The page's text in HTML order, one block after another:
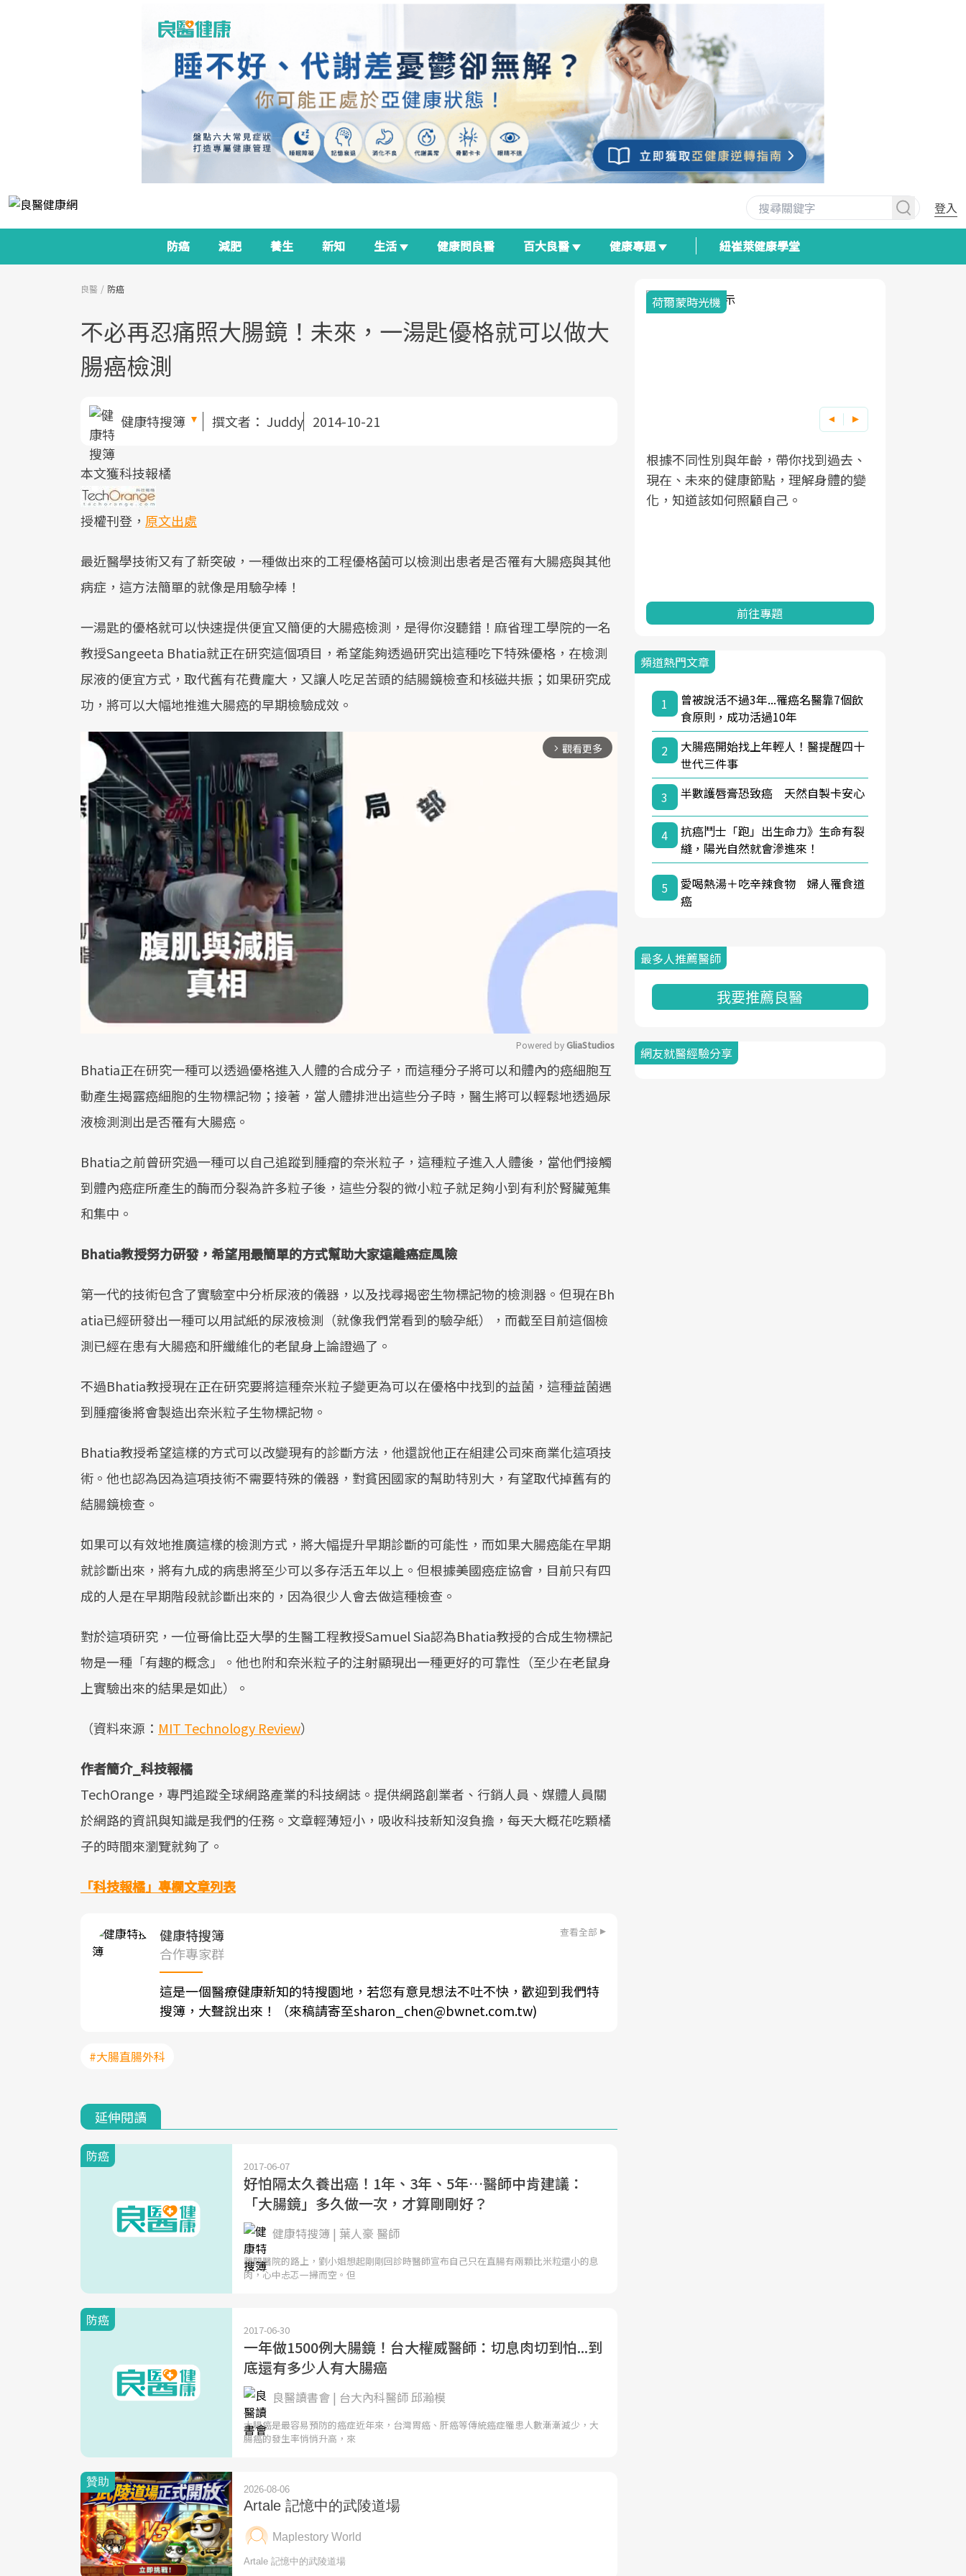
登入
防癌 減肥 養生 新知 生活 健康問良醫 百大良醫 健康專題 紐崔萊健康學堂
良醫 防癌
不必再忍痛照大腸鏡！未來，一湯匙優格就可以做大
腸癌檢測
健康特搜簿 撰文者： Juddy 2014-10-21
本文獲科技報橘
授權刊登， 原文出處
最近醫學技術又有了新突破，一種做出來的工程優格菌可以檢測出患者是否罹有大腸癌與其他
病症，這方法簡單的就像是用驗孕棒！
一湯匙的優格就可以快速提供便宜又簡便的大腸癌檢測，是得你沒聽錯！麻省理工學院的一名
教授Sangeeta Bhatia就正在研究這個項目，希望能夠透過研究出這種吃下特殊優格，在檢測
尿液的便宜方式，取代舊有花費龐大，又讓人吃足苦頭的結腸鏡檢查和核磁共振；如果研究成
功，將可以大幅地推進大腸癌的早期檢驗成效。
arrow_forward_ios 觀看更多
Mute
Powered by GliaStudios
Bhatia正在研究一種可以透過優格進入人體的合成分子，而這種分子將可以和體內的癌細胞互
動產生揭露癌細胞的生物標記物；接著，當人體排泄出這些分子時，醫生將可以輕鬆地透過尿
液檢測測出是否罹有大腸癌。
Bhatia之前曾研究過一種可以自己追蹤到腫瘤的奈米粒子，這種粒子進入人體後，當他們接觸
到體內癌症所產生的酶而分裂為許多粒子後，這些分裂的微小粒子就足夠小到有利於腎臟蒐集
和集中。
Bhatia教授努力研發，希望用最簡單的方式幫助大家遠離癌症風險
第一代的技術包含了實驗室中分析尿液的儀器，以及找尋揭密生物標記物的檢測器。但現在Bh
atia已經研發出一種可以用試紙的尿液檢測（就像我們常看到的驗孕紙），而截至目前這個檢
測已經在患有大腸癌和肝纖維化的老鼠身上論證過了。
不過Bhatia教授現在正在研究要將這種奈米粒子變更為可以在優格中找到的益菌，這種益菌遇
到腫瘤後將會製造出奈米粒子生物標記物。
Bhatia教授希望這樣的方式可以改變現有的診斷方法，他還說他正在組建公司來商業化這項技
術。他也認為因為這項技術不需要特殊的儀器，對貧困國家的幫助特別大，有望取代掉舊有的
結腸鏡檢查。
如果可以有效地推廣這樣的檢測方式，將大幅提升早期診斷的可能性，而如果大腸癌能在早期
就診斷出來，將有九成的病患將至少可以多存活五年以上。但根據美國癌症協會，目前只有四
成的人是在早期階段就診斷出來的，因為很少人會去做這種檢查。
對於這項研究，一位哥倫比亞大學的生醫工程教授Samuel Sia認為Bhatia教授的合成生物標記
物是一種「有趣的概念」。他也附和奈米粒子的注射顯現出一種更好的可靠性（至少在老鼠身
上實驗出來的結果是如此）。
（資料來源： MIT Technology Review）
作者簡介_科技報橘
TechOrange，專門追蹤全球網路產業的科技網誌。提供網路創業者、行銷人員、媒體人員關
於網路的資訊與知識是我們的任務。文章輕薄短小，吸收科技新知沒負擔，每天大概花吃顆橘
子的時間來瀏覽就夠了。
「科技報橘」專欄文章列表
健康特搜簿 查看全部
合作專家群
這是一個醫療健康新知的特搜園地，若您有意見想法不吐不快，歡迎到我們特
搜簿，大聲說出來！（來稿請寄至sharon_chen@bwnet.com.tw)
#大腸直腸外科
延伸閱讀
防癌
2017-06-07
好怕隔太久養出癌！1年、3年、5年…醫師中肯建議：
「大腸鏡」多久做一次，才算剛剛好？
健康特搜簿 | 葉人豪 醫師
離開醫院的路上，劉小姐想起剛剛回診時醫師宣布自己只在直腸有兩顆比米粒還小的息
肉，心中忐忑一掃而空。但
防癌
2017-06-30
一年做1500例大腸鏡！台大權威醫師：切息肉切到怕...到
底還有多少人有大腸癌
良醫讀書會 | 台大內科醫師 邱瀚模
大腸癌是最容易預防的癌症近年來，台灣胃癌、肝癌等傳統癌症罹患人數漸漸減少，大
腸癌的發生率悄悄升高，來
療院所的服務，更是民眾了解自身健康
荷爾蒙時光機
根據不同性別與年齡，帶你找到過去、
現在、未來的健康節點，理解身體的變
化，知道該如何照顧自己。
前往專題
頻道熱門文章
1
曾被說活不過3年...罹癌名醫靠7個飲
食原則，成功活過10年
2
大腸癌開始找上年輕人！醫提醒四十
世代三件事
3
半數護唇膏恐致癌 天然自製卡安心
4
抗癌鬥士「跑」出生命力》生命有裂
縫，陽光自然就會滲進來！
5
愛喝熱湯＋吃辛辣食物 婦人罹食道
癌
最多人推薦醫師
我要推薦良醫
網友就醫經驗分享